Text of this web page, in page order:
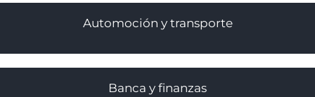
Automoción y transporte
Banca y finanzas